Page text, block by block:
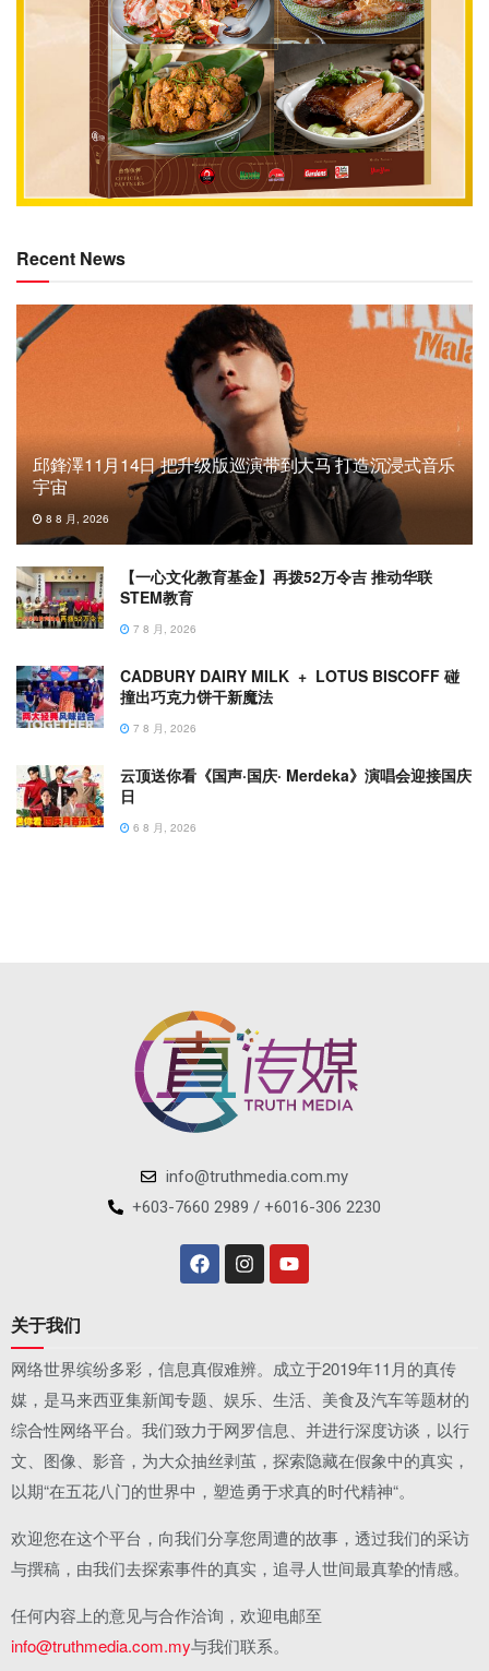
Recent News
邱鋒澤11月14日 把升级版巡演带到大马 打造沉浸式音乐
宇宙
8 8 月, 2026
【一心文化教育基金】再拨52万令吉 推动华联
STEM教育
7 8 月, 2026
CADBURY DAIRY MILK + LOTUS BISCOFF 碰
撞出巧克力饼干新魔法
7 8 月, 2026
云顶送你看《国声·国庆· Merdeka》演唱会迎接国庆
日
6 8 月, 2026
info@truthmedia.com.my
+603-7660 2989 / +6016-306 2230
关于我们
网络世界缤纷多彩，信息真假难辨。成立于2019年11月的真传
媒，是马来西亚集新闻专题、娱乐、生活、美食及汽车等题材的
综合性网络平台。我们致力于网罗信息、并进行深度访谈，以行
文、图像、影音，为大众抽丝剥茧，探索隐藏在假象中的真实，
以期“在五花八门的世界中，塑造勇于求真的时代精神“。
欢迎您在这个平台，向我们分享您周遭的故事，透过我们的采访
与撰稿，由我们去探索事件的真实，追寻人世间最真挚的情感。
任何内容上的意见与合作洽询，欢迎电邮至
info@truthmedia.com.my与我们联系。